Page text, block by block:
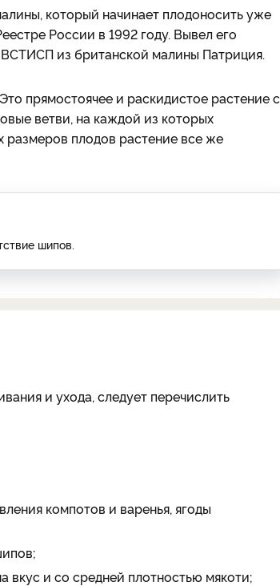
который начинает плодоносить уже
России в 1992 году. Вывел его
из британской малины Патриция.
прямостоячее и раскидистое растение с
ветви, на каждой из которых
размеров плодов растение все же
шипов.
и ухода, следует перечислить
компотов и варенья, ягоды
вкус и со средней плотностью мякоти;